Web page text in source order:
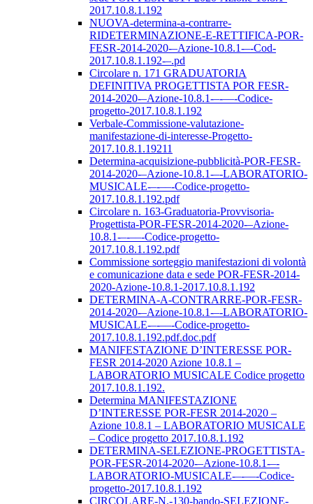
2017.10.8.1.192
NUOVA-determina-a-contrarre-
RIDETERMINAZIONE-E-RETTIFICA-POR-
FESR-2014-2020-–Azione-10.8.1-–-Cod-
2017.10.8.1.192-–.pd
Circolare n. 171 GRADUATORIA
DEFINITIVA PROGETTISTA POR FESR-
2014-2020-–Azione-10.8.1-–-––-Codice-
progetto-2017.10.8.1.192
Verbale-Commissione-valutazione-
manifestazione-di-interesse-Progetto-
2017.10.8.1.19211
Determina-acquisizione-pubblicità-POR-FESR-
2014-2020-–Azione-10.8.1-–-LABORATORIO-
MUSICALE-–-––-Codice-progetto-
2017.10.8.1.192.pdf
Circolare n. 163-Graduatoria-Provvisoria-
Progettista-POR-FESR-2014-2020-–Azione-
10.8.1-–-––-Codice-progetto-
2017.10.8.1.192.pdf
Commissione sorteggio manifestazioni di volontà
e comunicazione data e sede POR-FESR-2014-
2020-Azione-10.8.1-2017.10.8.1.192
DETERMINA-A-CONTRARRE-POR-FESR-
2014-2020-–Azione-10.8.1-–-LABORATORIO-
MUSICALE-–-––-Codice-progetto-
2017.10.8.1.192.pdf.doc.pdf
MANIFESTAZIONE D’INTERESSE POR-
FESR 2014-2020 Azione 10.8.1 –
LABORATORIO MUSICALE Codice progetto
2017.10.8.1.192.
Determina MANIFESTAZIONE
D’INTERESSE POR-FESR 2014-2020 –
Azione 10.8.1 – LABORATORIO MUSICALE
– Codice progetto 2017.10.8.1.192
DETERMINA-SELEZIONE-PROGETTISTA-
POR-FESR-2014-2020-–Azione-10.8.1-–-
LABORATORIO-MUSICALE-–-––-Codice-
progetto-2017.10.8.1.192
CIRCOLARE-N.-130-bando-SELEZIONE-